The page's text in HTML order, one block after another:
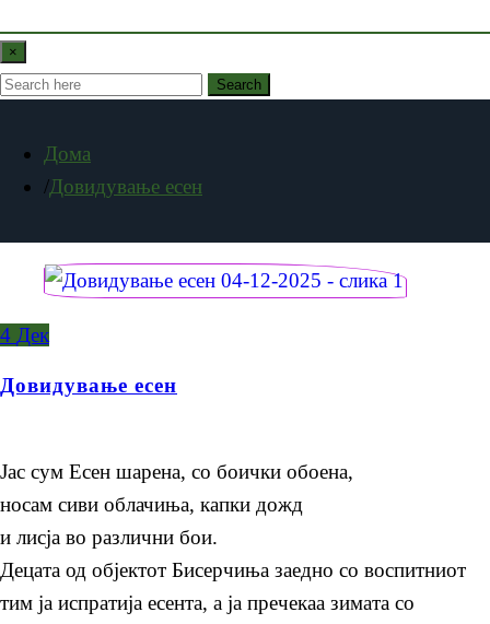
×
Search
Дома
Довидување есен
4 Дек
Довидување есен
Јас сум Есен шарена, со боички обоена,
носам сиви облачиња, капки дожд
и лисја во различни бои.
Децата од објектот Бисерчиња заедно со воспитниот
тим ја испратија есента, а ја пречекаа зимата со